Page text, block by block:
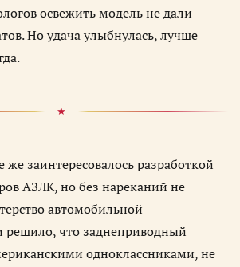
освежить модель не дали
Но удача улыбнулась, лучше
же заинтересовалось разработкой
АЗЛК, но без нареканий не
автомобильной
что заднеприводный
одноклассниками, не